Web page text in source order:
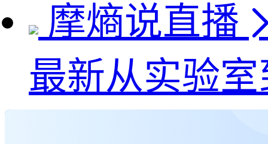
摩熵说直播
最新从实验